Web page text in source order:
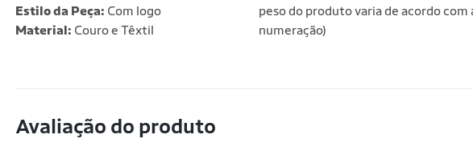
Estilo da Peça: Com logo
Material: Couro e Têxtil
peso do produto varia de acordo com
numeração)
Avaliação do produto